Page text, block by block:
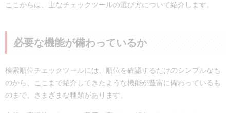
ここからは、主なチェックツールの選び方について紹介します。
必要な機能が備わっているか
検索順位チェックツールには、順位を確認するだけのシンプルなも
のから、ここまで紹介してきたような機能が豊富に備わっているも
のまで、さまざまな種類があります。